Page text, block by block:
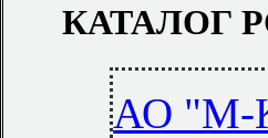
КАТАЛОГ
АО "М-